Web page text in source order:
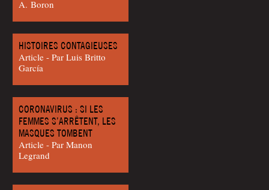
A. Boron
HISTOIRES CONTAGIEUSES
Article - Par Luis Britto
García
CORONAVIRUS : SI LES
FEMMES S’ARRÊTENT, LES
MASQUES TOMBENT
Article - Par Manon
Legrand